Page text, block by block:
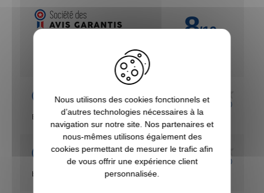
8/10
Publié le 22/09/2022 à 21:01(Date de commande : 16/09/2022)
En attente de résultats
Acheteur Vérifié
Publié le 29/12/2021 à 13:13 (Date de commande : 18/12/2021)
bon son .un peu volumineux
Nous utilisons des cookies fonctionnels et
d’autres technologies nécessaires à la
navigation sur notre site. Nos partenaires et
nous-mêmes utilisons également des
cookies permettant de mesurer le trafic afin
de vous offrir une expérience client
personnalisée.